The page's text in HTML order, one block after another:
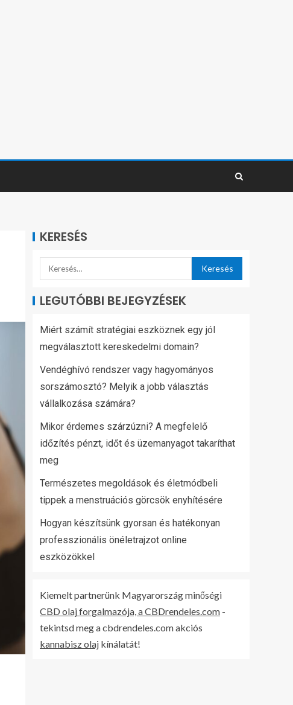
KERESÉS
LEGUTÓBBI BEJEGYZÉSEK
Miért számít stratégiai eszköznek egy jól
megválasztott kereskedelmi domain?
Vendéghívó rendszer vagy hagyományos
sorszámosztó? Melyik a jobb választás
vállalkozása számára?
Mikor érdemes szárzúzni? A megfelelő
időzítés pénzt, időt és üzemanyagot takaríthat
meg
Természetes megoldások és életmódbeli
tippek a menstruációs görcsök enyhítésére
Hogyan készítsünk gyorsan és hatékonyan
professzionális önéletrajzot online
eszközökkel
Kiemelt partnerünk Magyarország minőségi
CBD olaj forgalmazója, a CBDrendeles.com -
tekintsd meg a cbdrendeles.com akciós
kannabisz olaj kínálatát!